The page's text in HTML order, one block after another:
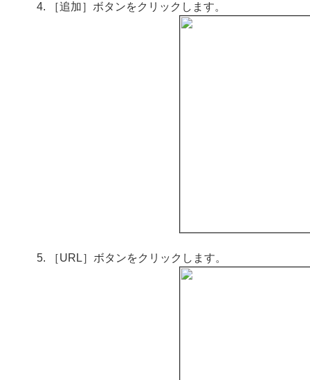
［追加］ボタンをクリックします。
［URL］ボタンをクリックします。